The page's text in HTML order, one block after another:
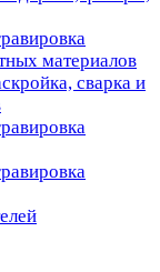
материалов
сварка и